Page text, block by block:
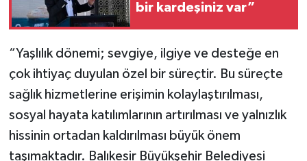
bir kardeşiniz var”
“Yaşlılık dönemi; sevgiye, ilgiye ve desteğe en
çok ihtiyaç duyulan özel bir süreçtir. Bu süreçte
sağlık hizmetlerine erişimin kolaylaştırılması,
sosyal hayata katılımlarının artırılması ve yalnızlık
hissinin ortadan kaldırılması büyük önem
taşımaktadır. Balıkesir Büyükşehir Belediyesi